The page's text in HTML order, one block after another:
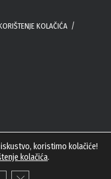
KOLAČIĆA
koristimo kolačiće!
kolačića.